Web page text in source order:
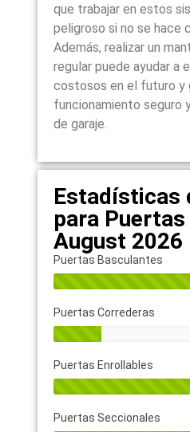
que trabajar en estos
peligroso si no se hace
Además, realizar un
regular puede ayudar a
costosos en el futuro y
funcionamiento seguro
de garaje.
Estadísticas
para Puertas
August 2026
Puertas Basculantes
Puertas Correderas
Puertas Enrollables
Puertas Seccionales